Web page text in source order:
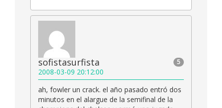
5
sofistasurfista
2008-03-09 20:12:00
ah, fowler un crack. el año pasado entró dos
minutos en el alargue de la semifinal de la